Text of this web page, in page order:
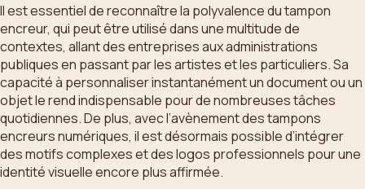
Il est essentiel de reconnaître la polyvalence du tampon
encreur, qui peut être utilisé dans une multitude de
contextes, allant des entreprises aux administrations
publiques en passant par les artistes et les particuliers. Sa
capacité à personnaliser instantanément un document ou un
objet le rend indispensable pour de nombreuses tâches
quotidiennes. De plus, avec l’avènement des tampons
encreurs numériques, il est désormais possible d’intégrer
des motifs complexes et des logos professionnels pour une
identité visuelle encore plus affirmée.